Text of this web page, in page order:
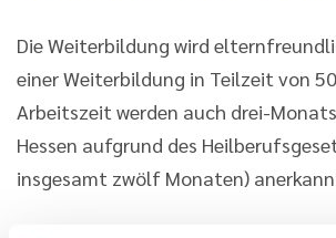
Die Weiterbildung wird
einer Weiterbildung in Teilzeit von
Arbeitszeit werden auch drei-
Hessen aufgrund des
insgesamt zwölf Monaten)